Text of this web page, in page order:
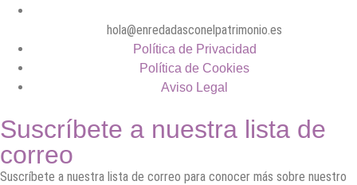
hola@enredadasconelpatrimonio.es
Política de Privacidad
Política de Cookies
Aviso Legal
Suscríbete a nuestra lista de
correo
Suscríbete a nuestra lista de correo para conocer más sobre nuestro